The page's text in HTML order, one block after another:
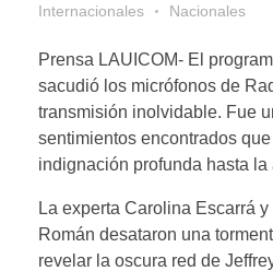
Internacionales
Nacionales
Prensa LAUICOM- El
sacudió los micrófonos de
transmisión inolvidable. Fue
sentimientos encontrados
indignación profunda hasta
La experta Carolina Escarrá
Román desataron una
revelar la oscura red de